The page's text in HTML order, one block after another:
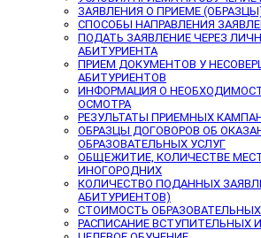
ЗАЯВЛЕНИЯ О ПРИЕМЕ
СПОСОБЫ НАПРАВЛЕНИЯ
ПОДАТЬ ЗАЯВЛЕНИЕ ЧЕРЕЗ
АБИТУРИЕНТА
ПРИЕМ ДОКУМЕНТОВ У
АБИТУРИЕНТОВ
ИНФОРМАЦИЯ О
ОСМОТРА
РЕЗУЛЬТАТЫ ПРИЕМНЫХ
ОБРАЗЦЫ ДОГОВОРОВ ОБ
ОБРАЗОВАТЕЛЬНЫХ УСЛУГ
ОБЩЕЖИТИЕ, КОЛИЧЕСТВЕ
ИНОГОРОДНИХ
КОЛИЧЕСТВО ПОДАННЫХ
АБИТУРИЕНТОВ)
СТОИМОСТЬ
РАСПИСАНИЕ ВСТУПИТЕЛЬНЫХ